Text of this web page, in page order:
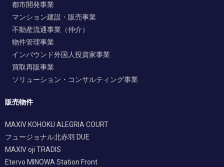
都市開発事業
マンション建設・販売事業
不動産流通事業（仲介）
物件管理事業
インバウンド外国人投資家事業
買取再販事業
ソリューション・コンサルティング事業
販売物件
MAXIV KOHOKU ALEGRIA COURT
フュージョナル北赤羽 DUE
MAXIV oji TRADIS
Etervo MINOWA Station Front